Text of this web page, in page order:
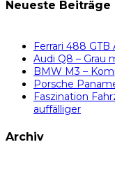
Neueste Beiträge
Ferrari 488
Audi Q8 – Grau
BMW M3 –
Porsche
Faszination
auffälliger
Archiv